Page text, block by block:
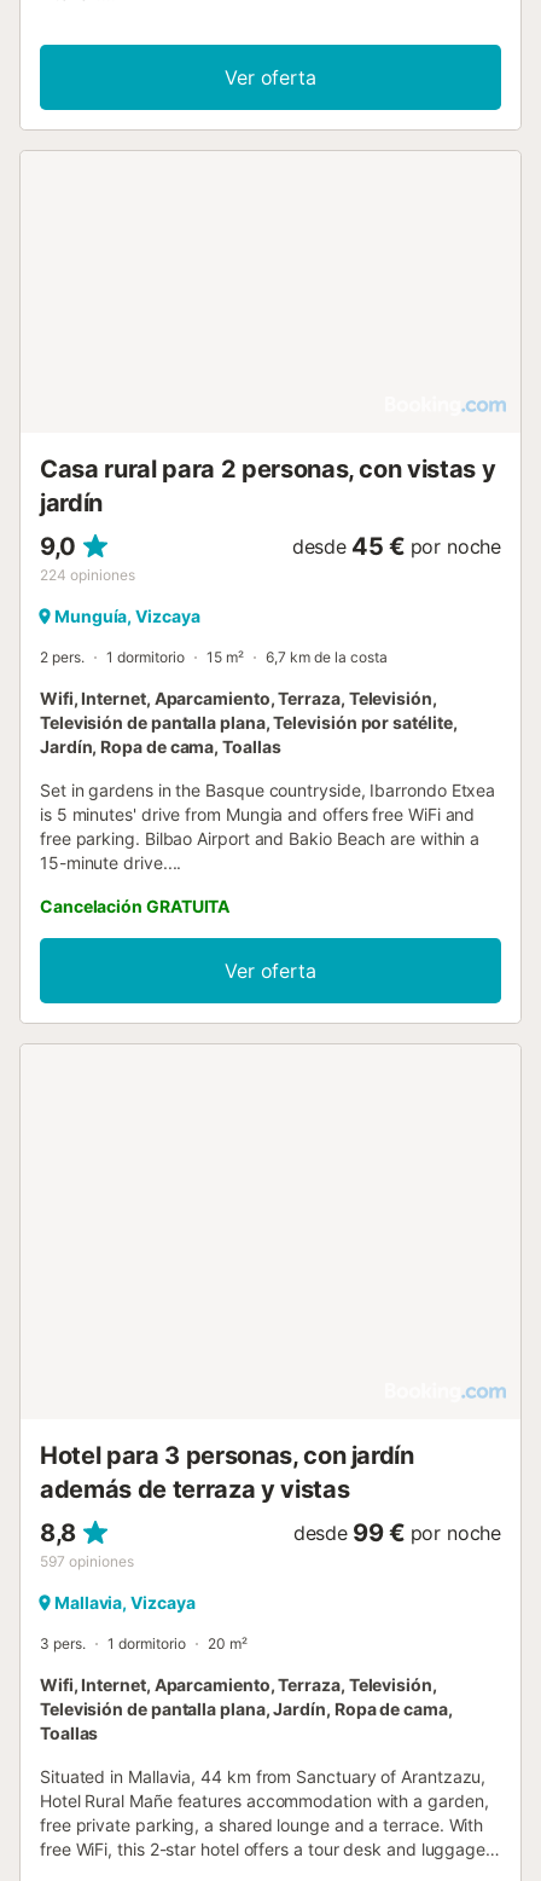
Ver oferta
Casa rural para 2 personas, con vistas y
jardín
9,0
224 opiniones
desde 45 € por noche
Munguía, Vizcaya
2 pers. 1 dormitorio 15 m² 6,7 km de la costa
Wifi, Internet, Aparcamiento, Terraza, Televisión,
Televisión de pantalla plana, Televisión por satélite,
Jardín, Ropa de cama, Toallas
Set in gardens in the Basque countryside, Ibarrondo Etxea
is 5 minutes' drive from Mungia and offers free WiFi and
free parking. Bilbao Airport and Bakio Beach are within a
15-minute drive....
Cancelación GRATUITA
Ver oferta
Hotel para 3 personas, con jardín
además de terraza y vistas
8,8
597 opiniones
desde 99 € por noche
Mallavia, Vizcaya
3 pers. 1 dormitorio 20 m²
Wifi, Internet, Aparcamiento, Terraza, Televisión,
Televisión de pantalla plana, Jardín, Ropa de cama,
Toallas
Situated in Mallavia, 44 km from Sanctuary of Arantzazu,
Hotel Rural Mañe features accommodation with a garden,
free private parking, a shared lounge and a terrace. With
free WiFi, this 2-star hotel offers a tour desk and luggage